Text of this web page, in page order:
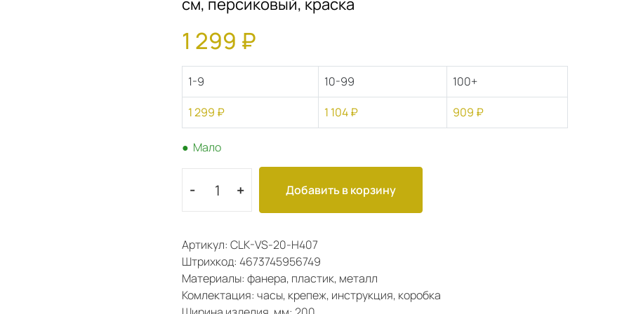
см, персиковый, краска
1 299 ₽
1-9 10-99
100+
1 299 ₽
1 104 ₽ 909 ₽
● Мало
- + Добавить в корзину
Артикул: CLK-VS-20-H407
Штрихкод: 4673745956749
Материалы: фанера, пластик, металл
Комлектация: часы, крепеж, инструкция, коробка